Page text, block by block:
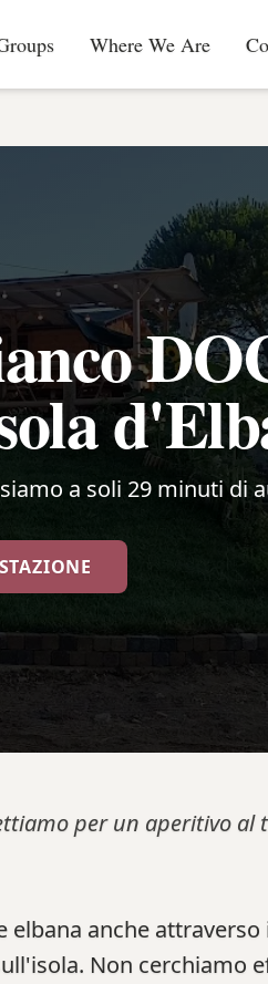
Where We Are
a soli 29 minuti di
per un aperitivo
anche attraverso
Non cerchiamo